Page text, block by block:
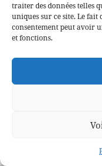
traiter des données telles
uniques sur ce site. Le fait
consentement peut avoir
et fonctions.